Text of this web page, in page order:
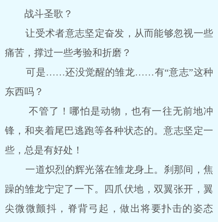
战斗圣歌？
让受术者意志坚定奋发，从而能够忽视一些
痛苦，撑过一些考验和折磨？
可是……还没觉醒的雏龙……有“意志”这种
东西吗？
不管了！哪怕是动物，也有一往无前地冲
锋，和夹着尾巴逃跑等各种状态的。意志坚定一
些，总是有好处！
一道炽烈的辉光落在雏龙身上。刹那间，焦
躁的雏龙宁定了一下。四爪伏地，双翼张开，翼
尖微微颤抖，脊背弓起，做出将要扑击的姿态